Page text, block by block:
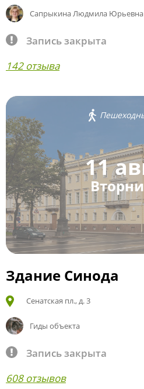
Сапрыкина Людмила Юрьевна
Запись закрыта
142 отзыва
11
Здание Синода
Сенатская пл., д. 3
Гиды объекта
Запись закрыта
608 отзывов